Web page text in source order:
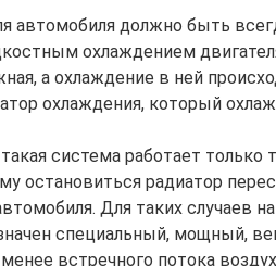
автомобиля должно быть
охлаждением
а охлаждение в ней
охлаждения, который
система работает только
остановиться радиатор
Для таких случаев
специальный, мощный,
встречного потока